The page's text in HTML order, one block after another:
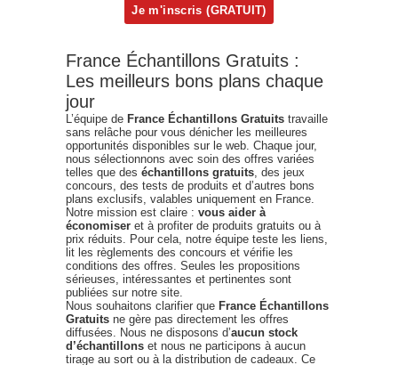
France Échantillons Gratuits :
Les meilleurs bons plans chaque
jour
L’équipe de France Échantillons Gratuits travaille
sans relâche pour vous dénicher les meilleures
opportunités disponibles sur le web. Chaque jour,
nous sélectionnons avec soin des offres variées
telles que des échantillons gratuits, des jeux
concours, des tests de produits et d’autres bons
plans exclusifs, valables uniquement en France.
Notre mission est claire : vous aider à
économiser et à profiter de produits gratuits ou à
prix réduits. Pour cela, notre équipe teste les liens,
lit les règlements des concours et vérifie les
conditions des offres. Seules les propositions
sérieuses, intéressantes et pertinentes sont
publiées sur notre site.
Nous souhaitons clarifier que France Échantillons
Gratuits ne gère pas directement les offres
diffusées. Nous ne disposons d’aucun stock
d’échantillons et nous ne participons à aucun
tirage au sort ou à la distribution de cadeaux. Ce